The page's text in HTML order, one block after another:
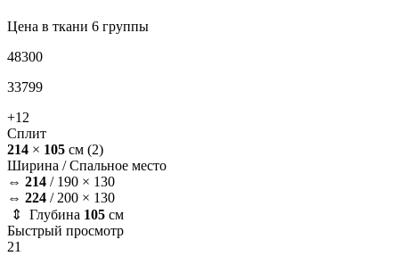
Цена в ткани 6 группы
48300
33799
+12
Сплит
214 × 105 см (2)
Ширина /Спальное место
⇔ 214 / 190 × 130
⇔ 224 / 200 × 130
⇕ Глубина 105 см
Быстрый просмотр
21